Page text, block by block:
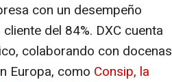
con un desempeño
del 84%. DXC cuenta
colaborando con docenas
Europa, como Consip, la